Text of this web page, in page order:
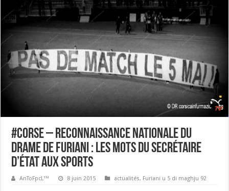
#Corse – Reconnaissance nationale du
drame de Furiani : les mots du Secrétaire
d’État aux Sports
AnToFpcL™ 8 juin 2015 actualités, Furiani u 5 di maghju 92